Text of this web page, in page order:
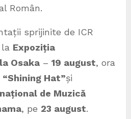
Român.
sprijinite de ICR
la Expoziția
Osaka – 19 august, ora
Hat”și
de Muzică
, pe 23 august.